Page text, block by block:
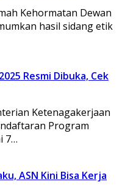
Kehormatan Dewan
hasil sidang etik
Resmi Dibuka, Cek
Ketenagakerjaan
Program
7…
ASN Kini Bisa Kerja